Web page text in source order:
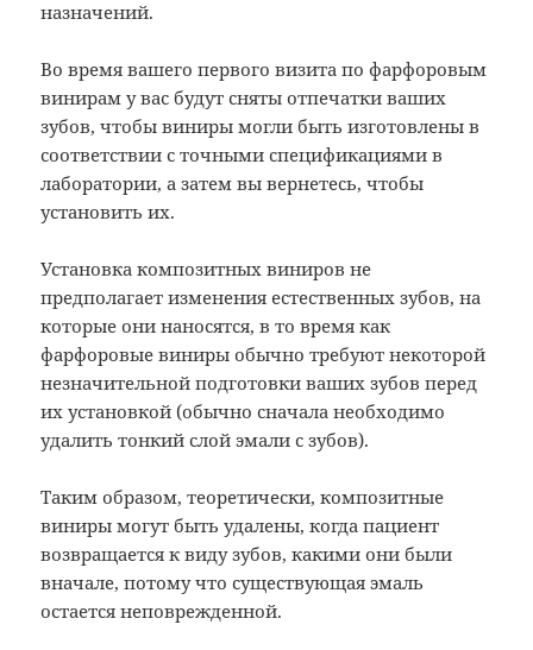
назначений.
Во время вашего первого визита по фарфоровым
винирам у вас будут сняты отпечатки ваших
зубов, чтобы виниры могли быть изготовлены в
соответствии с точными спецификациями в
лаборатории, а затем вы вернетесь, чтобы
установить их.
Установка композитных виниров не
предполагает изменения естественных зубов, на
которые они наносятся, в то время как
фарфоровые виниры обычно требуют некоторой
незначительной подготовки ваших зубов перед
их установкой (обычно сначала необходимо
удалить тонкий слой эмали с зубов).
Таким образом, теоретически, композитные
виниры могут быть удалены, когда пациент
возвращается к виду зубов, какими они были
вначале, потому что существующая эмаль
остается неповрежденной.